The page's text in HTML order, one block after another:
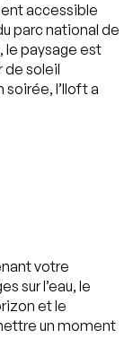
accessible
parc national de
le paysage est
de soleil
l’Iloft a
votre
sur l’eau, le
et le
un moment